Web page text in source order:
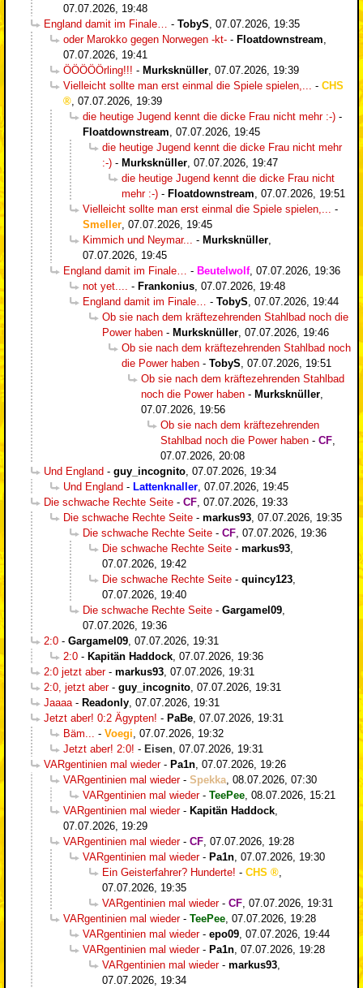
07.07.2026, 19:48
England damit im Finale…
- TobyS 07.07.2026, 19:35
oder Marokko gegen Norwegen -kt- - Floatdownstream
07.07.2026, 19:41
ÖÖÖÖÖrling!!! - Murksknüller 07.07.2026, 19:39
Vielleicht sollte man erst einmal die Spiele spielen,...
- CHS
07.07.2026, 19:39
die heutige Jugend kennt die dicke Frau nicht mehr :-) -
Floatdownstream 07.07.2026, 19:45
die heutige Jugend kennt die dicke Frau nicht mehr
:-) - Murksknüller 07.07.2026, 19:47
die heutige Jugend kennt die dicke Frau nicht
mehr :-) - Floatdownstream 07.07.2026, 19:51
Vielleicht sollte man erst einmal die Spiele spielen,...
-
Smeller 07.07.2026, 19:45
Kimmich und Neymar...
- Murksknüller
07.07.2026, 19:45
England damit im Finale…
- Beutelwolf, 07.07.2026, 19:36
not yet....
- Frankonius 07.07.2026, 19:48
England damit im Finale…
- TobyS 07.07.2026, 19:44
Ob sie nach dem kräftezehrenden Stahlbad noch die
Power haben - Murksknüller 07.07.2026, 19:46
Ob sie nach dem kräftezehrenden Stahlbad noch
die Power haben - TobyS 07.07.2026, 19:51
Ob sie nach dem kräftezehrenden Stahlbad
noch die Power haben - Murksknüller
07.07.2026, 19:56
Ob sie nach dem kräftezehrenden
Stahlbad noch die Power haben - CF
07.07.2026, 20:08
Und England - guy_incognito 07.07.2026, 19:34
Und England - Lattenknaller 07.07.2026, 19:45
Die schwache Rechte Seite - CF 07.07.2026, 19:33
Die schwache Rechte Seite - markus93 07.07.2026, 19:35
Die schwache Rechte Seite - CF 07.07.2026, 19:36
Die schwache Rechte Seite - markus93
07.07.2026, 19:42
Die schwache Rechte Seite - quincy123
07.07.2026, 19:40
Die schwache Rechte Seite - Gargamel09
07.07.2026, 19:36
2:0 - Gargamel09 07.07.2026, 19:31
2:0 - Kapitän Haddock 07.07.2026, 19:36
2:0 jetzt aber- markus93 07.07.2026, 19:31
2:0, jetzt aber- guy_incognito 07.07.2026, 19:31
Jaaaa - Readonly 07.07.2026, 19:31
Jetzt aber! 0:2 Ägypten! - PaBe 07.07.2026, 19:31
Bäm...
- Voegi 07.07.2026, 19:32
Jetzt aber! 2:0! - Eisen 07.07.2026, 19:31
VARgentinien mal wieder- Pa1n 07.07.2026, 19:26
VARgentinien mal wieder- Spekka 08.07.2026, 07:30
VARgentinien mal wieder- TeePee 08.07.2026, 15:21
VARgentinien mal wieder- Kapitän Haddock
07.07.2026, 19:29
VARgentinien mal wieder- CF 07.07.2026, 19:28
VARgentinien mal wieder- Pa1n 07.07.2026, 19:30
Ein Geisterfahrer? Hunderte! - CHS
07.07.2026, 19:35
VARgentinien mal wieder- CF 07.07.2026, 19:31
VARgentinien mal wieder- TeePee 07.07.2026, 19:28
VARgentinien mal wieder- epo09 07.07.2026, 19:44
VARgentinien mal wieder- Pa1n 07.07.2026, 19:28
VARgentinien mal wieder- markus93
07.07.2026, 19:34